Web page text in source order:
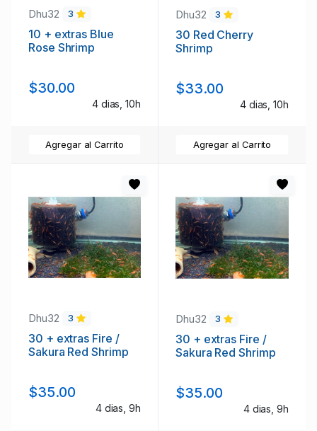
Dhu32 3
10 + extras Blue
Rose Shrimp
$30.00
4 dias, 10h
Agregar al Carrito
Dhu32 3
30 Red Cherry
Shrimp
$33.00
4 dias, 10h
Agregar al Carrito
Dhu32 3
30 + extras Fire /
Sakura Red Shrimp
$35.00
4 dias, 9h
Dhu32 3
30 + extras Fire /
Sakura Red Shrimp
$35.00
4 dias, 9h